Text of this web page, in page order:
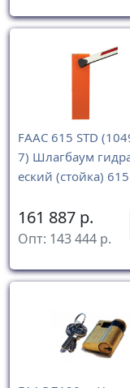
FAAC 615 STD
7) Шлагбаум
еский (стойка) 615
161 887 р.
Опт: 143 444 р.